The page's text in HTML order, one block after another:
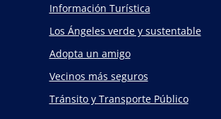
Información Turística
Los Ángeles verde y sustentable
Adopta un amigo
Vecinos más seguros
Tránsito y Transporte Público